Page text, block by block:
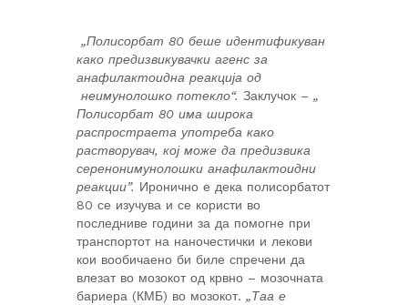
„Полисорбат 80 беше идентификуван
како предизвикувачки агенс за
анафилактоидна реакција од
неимунолошко потекло“. Заклучок – „
Полисорбат 80 има широка
распростраета употреба како
растворувач, кој може да предизвика
серенонимунолошки анафилактоидни
реакции”. Иронично е дека полисорбатот
80 се изучува и се користи во
последниве години за да помогне при
транспортот на наночестички и лекови
кои вообичаено би биле спречени да
влезат во мозокот од крвно – мозочната
бариера (КМБ) во мозокот. „Таа е